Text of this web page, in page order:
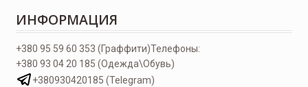
ИНФОРМАЦИЯ
Телефоны:
+380 95 59 60 353 (Граффити)
+380 93 04 20 185 (Одежда\Обувь)
+380930420185 (Telegram)